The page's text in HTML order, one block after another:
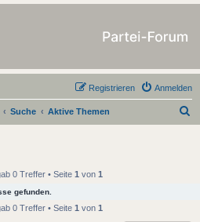
Anmelden
Registrieren
Suche Aktive Themen
0 Treffer • Seite 1 von 1
gefunden.
0 Treffer • Seite 1 von 1